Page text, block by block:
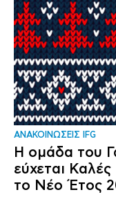
ΑΝΑΚΟΙΝΩΣΕΙΣ IFG
Η ομάδα του
εύχεται Καλές
το Νέο Έτος